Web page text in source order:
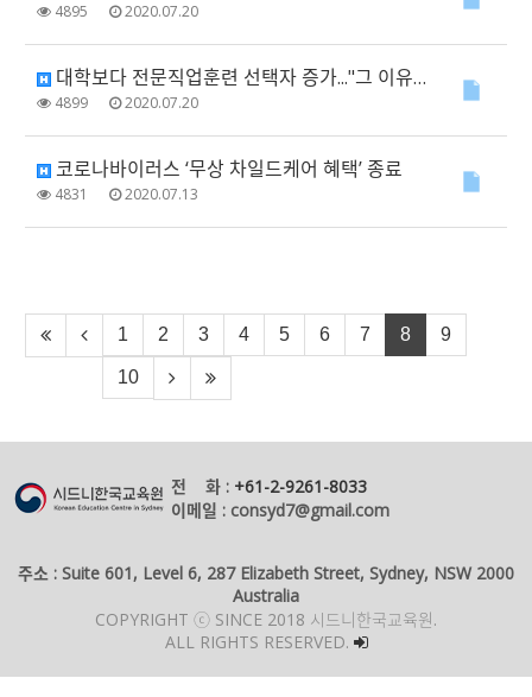
4895 2020.07.20
대학보다 전문직업훈련 선택자 증가..."그 이유는?"
4899 2020.07.20
코로나바이러스 ‘무상 차일드케어 혜택’ 종료
4831 2020.07.13
1 2 3 4 5 6 7 8 9
10
전 화 : +61-2-9261-8033
이메일 : consyd7@gmail.com
주소 : Suite 601, Level 6, 287 Elizabeth Street, Sydney, NSW 2000
Australia
COPYRIGHT ⓒ SINCE 2018 시드니한국교육원.
ALL RIGHTS RESERVED.